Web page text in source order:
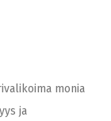
monia
ja